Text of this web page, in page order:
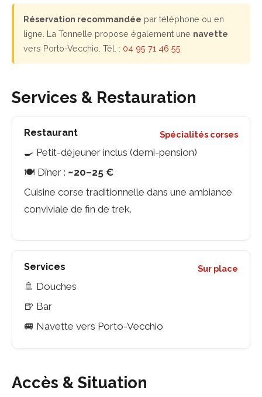
Réservation recommandée par téléphone ou en
ligne. La Tonnelle propose également une navette
vers Porto-Vecchio. Tél. : 04 95 71 46 55
Services & Restauration
Restaurant Spécialités corses
🍳 Petit-déjeuner inclus (demi-pension)
🍽️ Dîner : ~20–25 €
Cuisine corse traditionnelle dans une ambiance
conviviale de fin de trek.
Services Sur place
🚿 Douches
🍺 Bar
🚐 Navette vers Porto-Vecchio
Accès & Situation